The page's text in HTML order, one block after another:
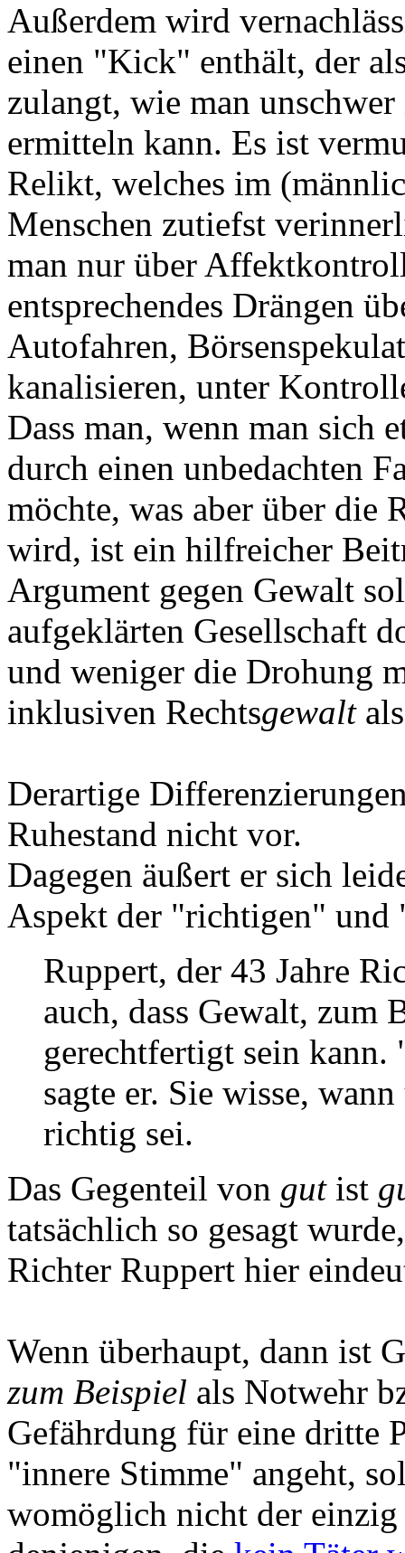
Außerdem wird
einen "Kick" enthält, der
zulangt, wie man
ermitteln kann. Es ist
Relikt, welches im
Menschen zutiefst
man nur über
entsprechendes Drängen
Autofahren,
kanalisieren, unter
Dass man, wenn man sich
durch einen unbedachten
möchte, was aber über die
wird, ist ein hilfreicher
Argument gegen Gewalt
aufgeklärten Gesellschaft
und weniger die Drohung
inklusiven Rechtsgewalt
Derartige
Ruhestand nicht vor.
Dagegen äußert er sich
Aspekt der "richtigen" und
Ruppert, der 43 Jahre
auch, dass Gewalt, zum
gerechtfertigt sein
sagte er. Sie wisse,
richtig sei.
Das Gegenteil von gutist
tatsächlich so gesagt
Richter Ruppert hier
Wenn überhaupt, dann ist
zum Beispiel als Notwehr
Gefährdung für eine dritte
"innere Stimme" angeht,
womöglich nicht der